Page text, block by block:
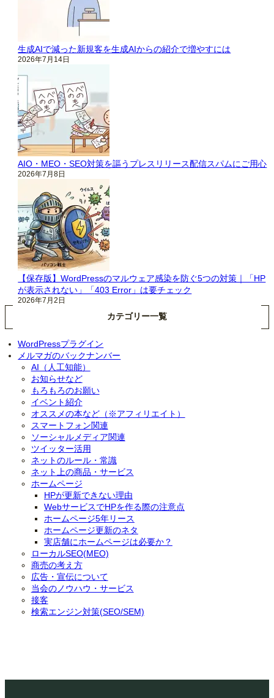
生成AIで減った新規客を生成AIからの紹介で増やすには
2026年7月14日
AIO・MEO・SEO対策を謳うプレスリリース配信スパムにご用心
2026年7月8日
【保存版】WordPressのマルウェア感染を防ぐ5つの対策｜「HP
が表示されない」「403 Error」は要チェック
2026年7月2日
カテゴリー一覧
WordPressプラグイン
メルマガのバックナンバー
AI（人工知能）
お知らせなど
もろもろのお願い
イベント紹介
オススメの本など（※アフィリエイト）
スマートフォン関連
ソーシャルメディア関連
ツイッター活用
ネットのルール・常識
ネット上の商品・サービス
ホームページ
HPが更新できない理由
WebサービスでHPを作る際の注意点
ホームページ5年リース
ホームページ更新のネタ
実店舗にホームページは必要か？
ローカルSEO(MEO)
商売の考え方
広告・宣伝について
当会のノウハウ・サービス
接客
検索エンジン対策(SEO/SEM)